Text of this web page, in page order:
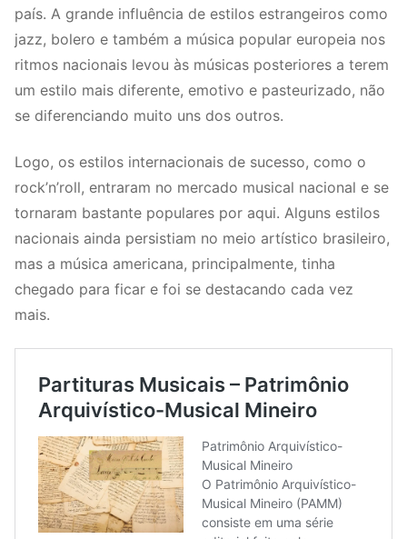
país. A grande influência de estilos estrangeiros como
jazz, bolero e também a música popular europeia nos
ritmos nacionais levou às músicas posteriores a terem
um estilo mais diferente, emotivo e pasteurizado, não
se diferenciando muito uns dos outros.
Logo, os estilos internacionais de sucesso, como o
rock’n’roll, entraram no mercado musical nacional e se
tornaram bastante populares por aqui. Alguns estilos
nacionais ainda persistiam no meio artístico brasileiro,
mas a música americana, principalmente, tinha
chegado para ficar e foi se destacando cada vez
mais.